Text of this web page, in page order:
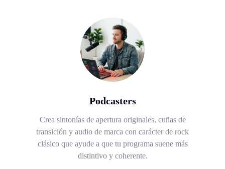
Podcasters
Crea sintonías de apertura originales, cuñas de
transición y audio de marca con carácter de rock
clásico que ayude a que tu programa suene más
distintivo y coherente.